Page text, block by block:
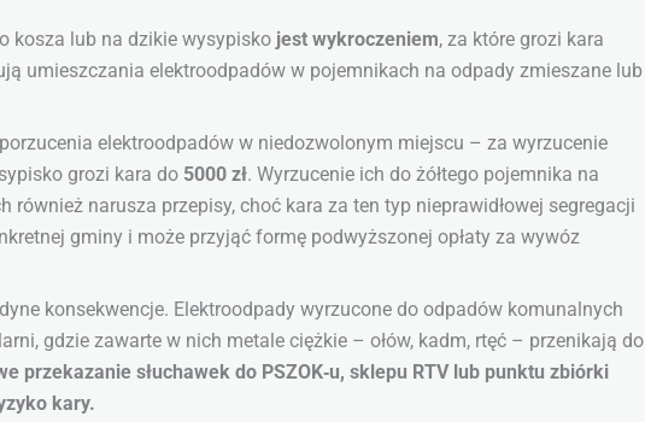
kosza lub na dzikie wysypisko jest wykroczeniem, za które grozi kara
umieszczania elektroodpadów w pojemnikach na odpady zmieszane lub
elektroodpadów w niedozwolonym miejscu – za wyrzucenie
grozi kara do 5000 zł. Wyrzucenie ich do żółtego pojemnika na
również narusza przepisy, choć kara za ten typ nieprawidłowej segregacji
gminy i może przyjąć formę podwyższonej opłaty za wywóz
konsekwencje. Elektroodpady wyrzucone do odpadów komunalnych
gdzie zawarte w nich metale ciężkie – ołów, kadm, rtęć – przenikają do
przekazanie słuchawek do PSZOK‑u, sklepu RTV lub punktu zbiórki
kary.